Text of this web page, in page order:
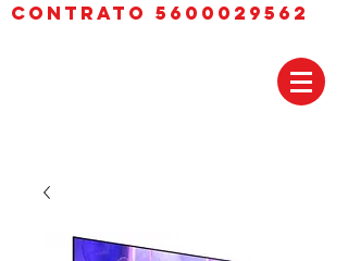
Contrato 5600029562